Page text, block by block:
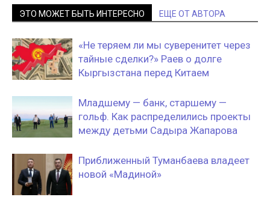
ЭТО МОЖЕТ БЫТЬ ИНТЕРЕСНО ЕЩЕ ОТ АВТОРА
«Не теряем ли мы суверенитет через
тайные сделки?» Раев о долге
Кыргызстана перед Китаем
Младшему — банк, старшему —
гольф. Как распределились проекты
между детьми Садыра Жапарова
Приближенный Туманбаева владеет
новой «Мадиной»